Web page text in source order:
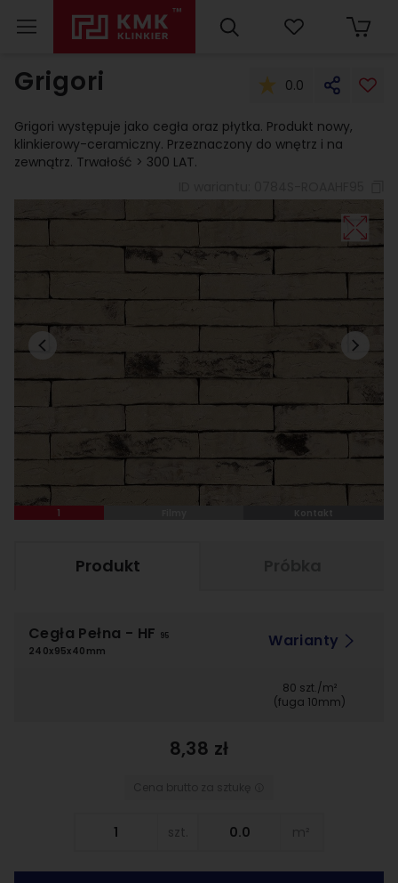
Grigori 0.0
Grigori występuje jako cegła oraz płytka. Produkt nowy,
klinkierowy-ceramiczny. Przeznaczony do wnętrz i na
zewnątrz. Trwałość > 300 LAT.
1 Kontakt
Produkt
Cegła Pełna - HF 95
240x95x40mm
Warianty
80 szt./m²
(fuga 10mm)
8,38 zł
szt.